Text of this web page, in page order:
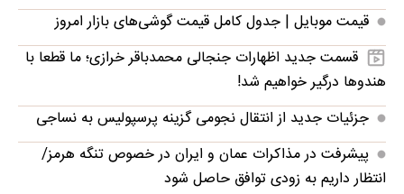
قیمت موبایل‌ | جدول کامل قیمت گوشی‌های بازار امروز
قسمت جدید اظهارات جنجالی محمدباقر خرازی؛ ما قطعا با
هندوها درگیر خواهیم شد!
جزئیات جدید از انتقال نجومی گزینه پرسپولیس به نساجی
پیشرفت در مذاکرات عمان و ایران در خصوص تنگه هرمز/
انتظار داریم به زودی توافق حاصل شود